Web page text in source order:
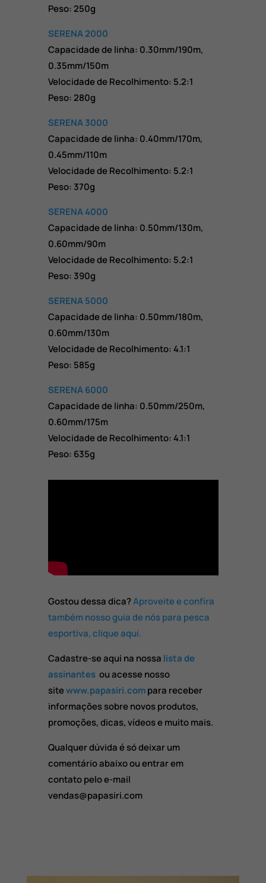
Peso: 250g
SERENA 2000
Capacidade de linha: 0.30mm/190m,
0.35mm/150m
Velocidade de Recolhimento: 5.2:1
Peso: 280g
SERENA 3000
Capacidade de linha: 0.40mm/170m,
0.45mm/110m
Velocidade de Recolhimento: 5.2:1
Peso: 370g
SERENA 4000
Capacidade de linha: 0.50mm/130m,
0.60mm/90m
Velocidade de Recolhimento: 5.2:1
Peso: 390g
SERENA 5000
Capacidade de linha: 0.50mm/180m,
0.60mm/130m
Velocidade de Recolhimento: 4.1:1
Peso: 585g
SERENA 6000
Capacidade de linha: 0.50mm/250m,
0.60mm/175m
Velocidade de Recolhimento: 4.1:1
Peso: 635g
Gostou dessa dica?Aproveite e confira
também nosso guia de nós para pesca
esportiva, clique aqui.
Cadastre-se aqui na nossa lista de
assinantesou acesse nosso
sitewww.papasiri.compara receber
informações sobre novos produtos,
promoções, dicas, vídeos e muito mais.
Qualquer dúvida é só deixar um
comentário abaixo ou entrar em
contato pelo e-mail
vendas@papasiri.com